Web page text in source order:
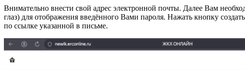
Внимательно внести свой адрес электронной почты. Далее Вам
глаз) для отображения введённого Вами пароля. Нажать кнопку
по ссылке указанной в письме.